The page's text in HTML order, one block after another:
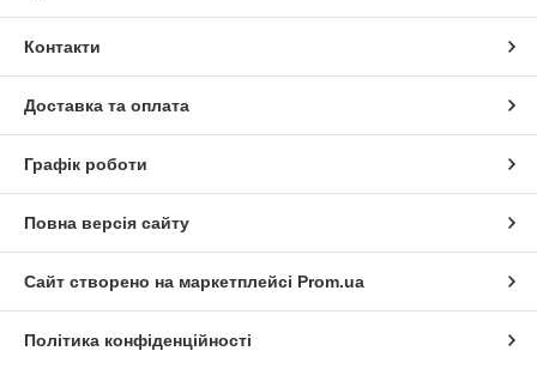
Контакти
Доставка та оплата
Графік роботи
Повна версія сайту
Сайт створено на маркетплейсі Prom.ua
Політика конфіденційності